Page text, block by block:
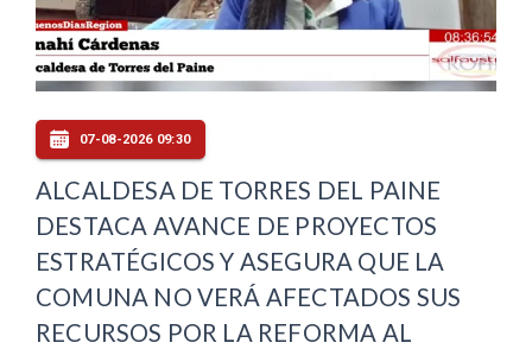
07-08-2026 09:30
ALCALDESA DE TORRES DEL PAINE
DESTACA AVANCE DE PROYECTOS
ESTRATÉGICOS Y ASEGURA QUE LA
COMUNA NO VERÁ AFECTADOS SUS
RECURSOS POR LA REFORMA AL